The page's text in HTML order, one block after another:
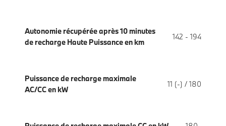
Autonomie récupérée après 10 minutes
de recharge Haute Puissance en km
142 - 194
Puissance de recharge maximale
AC/CC en kW
11 (-) / 180